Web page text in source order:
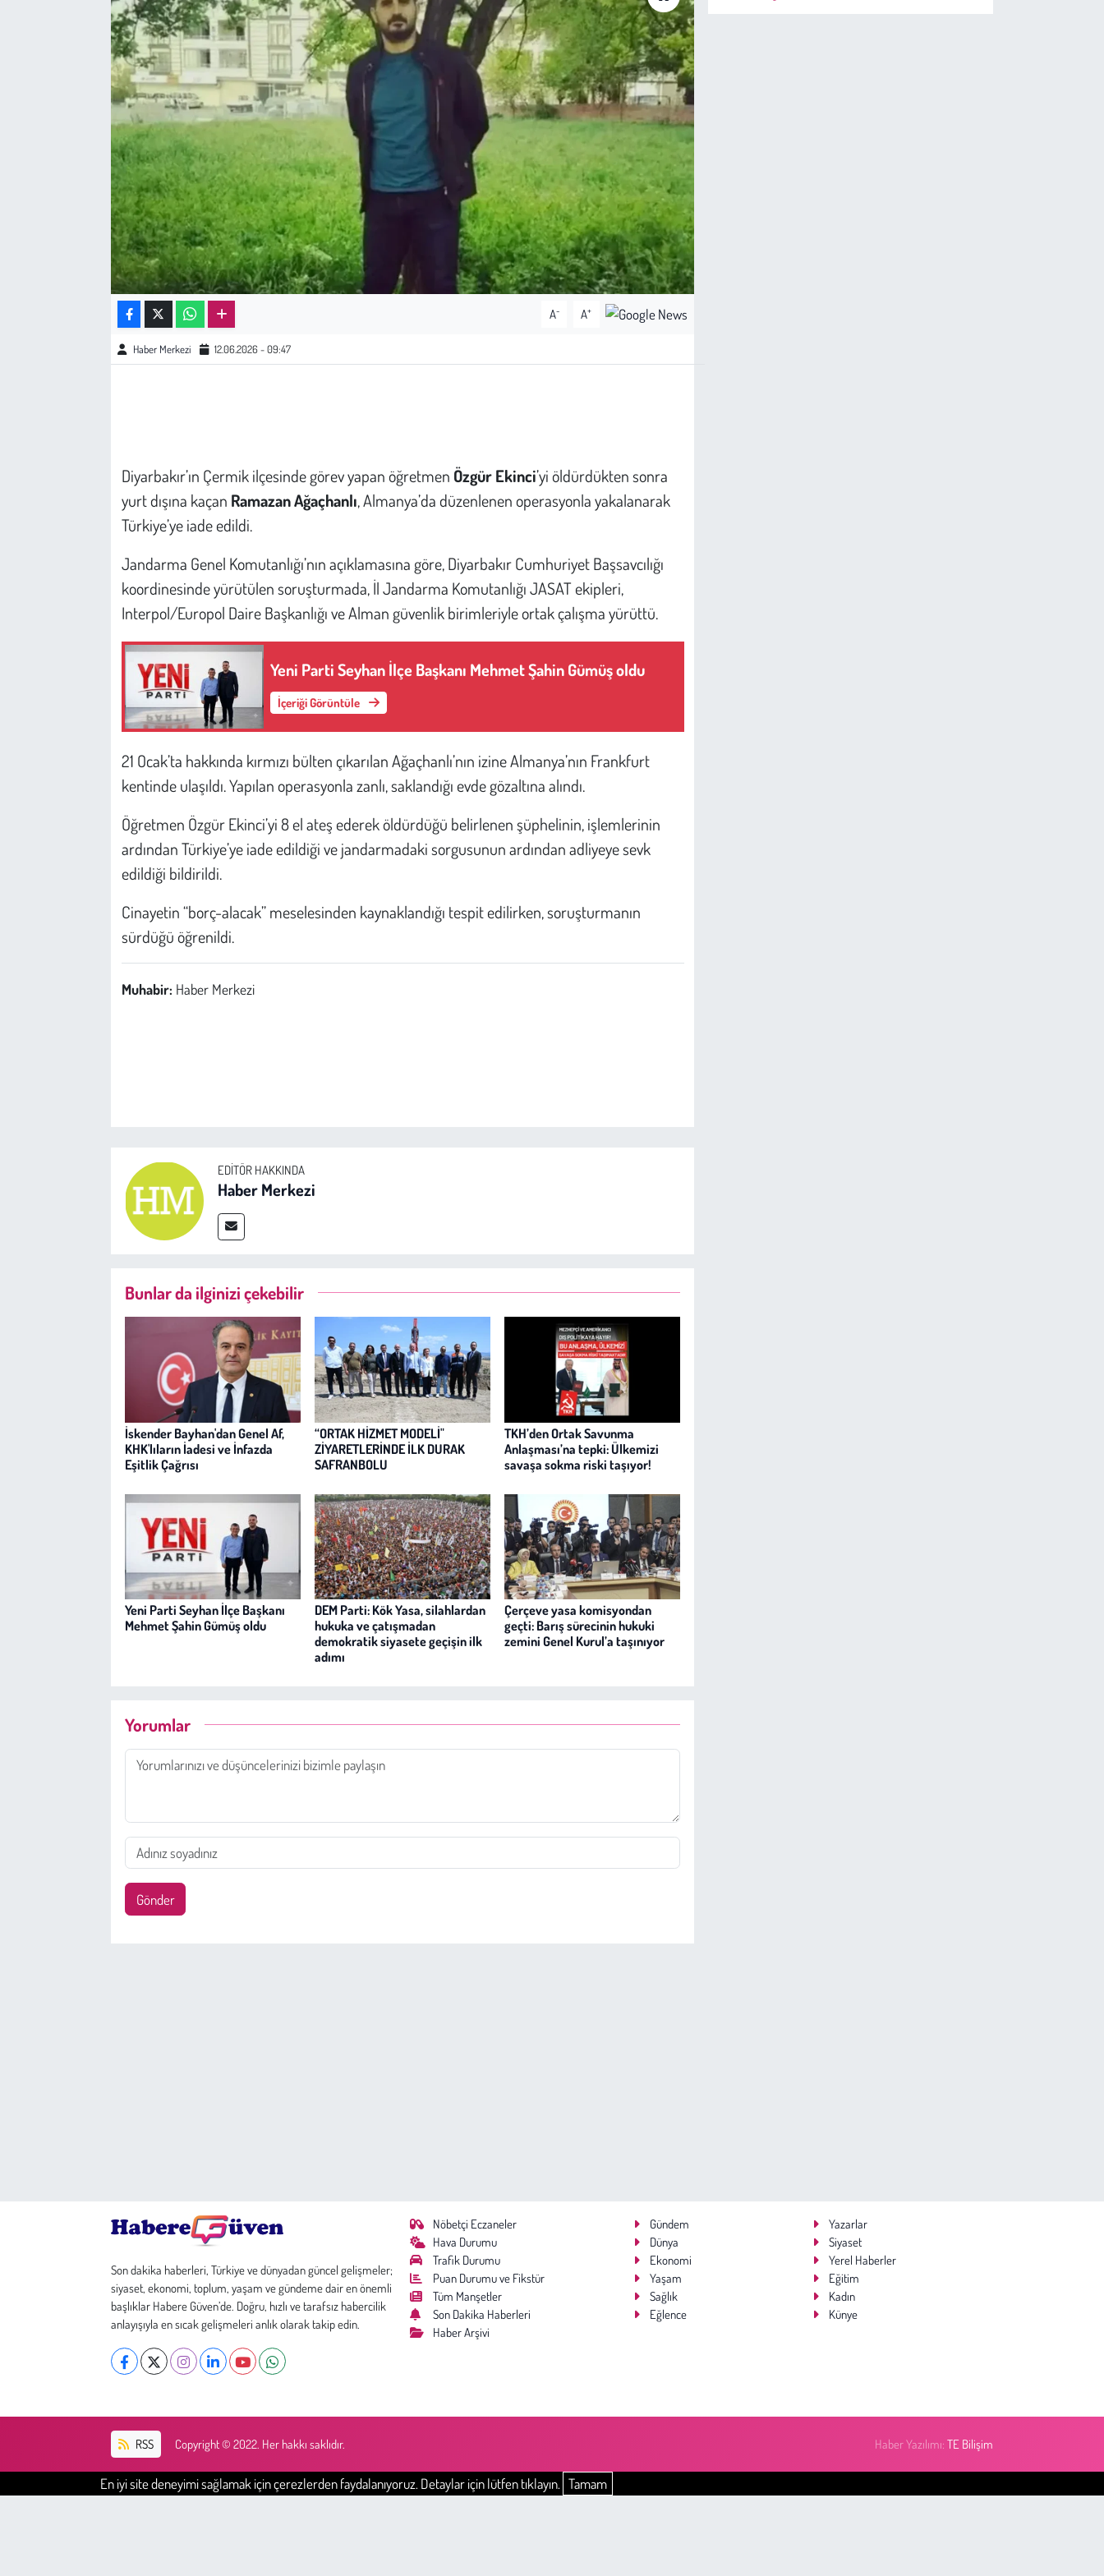
A- A+
Haber Merkezi 12.06.2026 - 09:47
Diyarbakır’ın Çermik ilçesinde görev yapan öğretmen Özgür Ekinci’yi öldürdükten sonra
yurt dışına kaçan Ramazan Ağaçhanlı, Almanya’da düzenlenen operasyonla yakalanarak
Türkiye’ye iade edildi.
Jandarma Genel Komutanlığı’nın açıklamasına göre, Diyarbakır Cumhuriyet Başsavcılığı
koordinesinde yürütülen soruşturmada, İl Jandarma Komutanlığı JASAT ekipleri,
Interpol/Europol Daire Başkanlığı ve Alman güvenlik birimleriyle ortak çalışma yürüttü.
Yeni Parti Seyhan İlçe Başkanı Mehmet Şahin Gümüş oldu
İçeriği Görüntüle
21 Ocak’ta hakkında kırmızı bülten çıkarılan Ağaçhanlı’nın izine Almanya’nın Frankfurt
kentinde ulaşıldı. Yapılan operasyonla zanlı, saklandığı evde gözaltına alındı.
Öğretmen Özgür Ekinci’yi 8 el ateş ederek öldürdüğü belirlenen şüphelinin, işlemlerinin
ardından Türkiye’ye iade edildiği ve jandarmadaki sorgusunun ardından adliyeye sevk
edildiği bildirildi.
Cinayetin “borç-alacak” meselesinden kaynaklandığı tespit edilirken, soruşturmanın
sürdüğü öğrenildi.
Muhabir: Haber Merkezi
EDITÖR HAKKINDA
Haber Merkezi
Bunlar da ilginizi çekebilir
İskender Bayhan'dan Genel Af,
KHK'lıların İadesi ve İnfazda
Eşitlik Çağrısı
“ORTAK HİZMET MODELİ"
ZİYARETLERİNDE İLK DURAK
SAFRANBOLU
TKH’den Ortak Savunma
Anlaşması’na tepki: Ülkemizi
savaşa sokma riski taşıyor!
Yeni Parti Seyhan İlçe Başkanı
Mehmet Şahin Gümüş oldu
DEM Parti: Kök Yasa, silahlardan
hukuka ve çatışmadan
demokratik siyasete geçişin ilk
adımı
Çerçeve yasa komisyondan
geçti: Barış sürecinin hukuki
zemini Genel Kurul’a taşınıyor
Yorumlar
Gönder
Son dakika haberleri, Türkiye ve dünyadan güncel gelişmeler;
siyaset, ekonomi, toplum, yaşam ve gündeme dair en önemli
başlıklar Habere Güven’de. Doğru, hızlı ve tarafsız habercilik
anlayışıyla en sıcak gelişmeleri anlık olarak takip edin.
Nöbetçi Eczaneler
Hava Durumu
Trafik Durumu
Puan Durumu ve Fikstür
Tüm Manşetler
Son Dakika Haberleri
Haber Arşivi
Gündem
Yazarlar
Dünya
Siyaset
Ekonomi
Yerel Haberler
Yaşam
Eğitim
Sağlık
Kadın
Eğlence
Künye
RSS Copyright © 2022. Her hakkı saklıdır. Haber Yazılımı:TE Bilişim
En iyi site deneyimi sağlamak için çerezlerden faydalanıyoruz. Detaylar için lütfen tıklayın. Tamam
Kültür Sanat
Bilim - Teknoloji
Hayvan Hakları